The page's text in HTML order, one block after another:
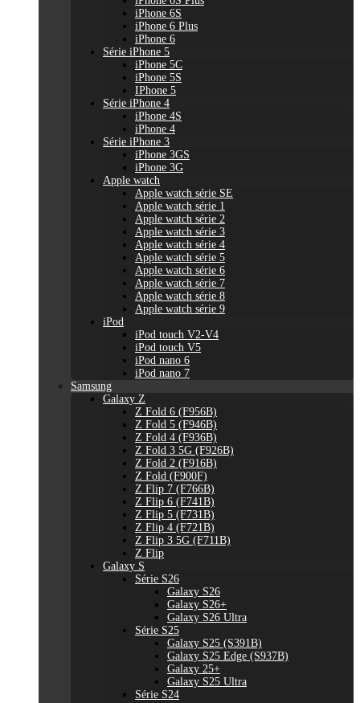
iPhone 6S
iPhone 6 Plus
iPhone 6
Série iPhone 5
iPhone 5C
iPhone 5S
IPhone 5
Série iPhone 4
iPhone 4S
iPhone 4
Série iPhone 3
iPhone 3GS
iPhone 3G
Apple watch
Apple watch série SE
Apple watch série 1
Apple watch série 2
Apple watch série 3
Apple watch série 4
Apple watch série 5
Apple watch série 6
Apple watch série 7
Apple watch série 8
Apple watch série 9
iPod
iPod touch V2-V4
iPod touch V5
iPod nano 6
iPod nano 7
Samsung
Galaxy Z
Z Fold 6 (F956B)
Z Fold 5 (F946B)
Z Fold 4 (F936B)
Z Fold 3 5G (F926B)
Z Fold 2 (F916B)
Z Fold (F900F)
Z Flip 7 (F766B)
Z Flip 6 (F741B)
Z Flip 5 (F731B)
Z Flip 4 (F721B)
Z Flip 3 5G (F711B)
Z Flip
Galaxy S
Série S26
Galaxy S26
Galaxy S26+
Galaxy S26 Ultra
Série S25
Galaxy S25 (S391B)
Galaxy S25 Edge (S937B)
Galaxy 25+
Galaxy S25 Ultra
Série S24